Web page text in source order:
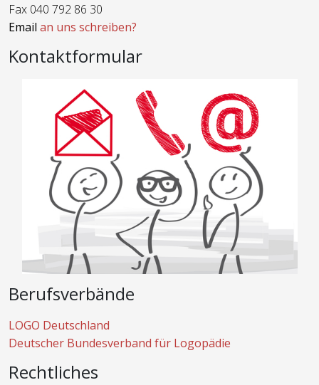
Fax 040 792 86 30
Email an uns schreiben?
Kontaktformular
Berufsverbände
LOGO Deutschland
Deutscher Bundesverband für Logopädie
Rechtliches